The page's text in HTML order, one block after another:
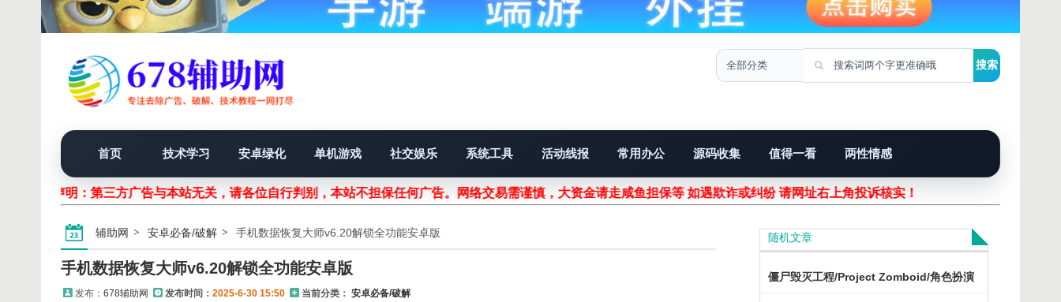
首页 技术学习 安卓绿化 单机游戏 社交娱乐 系统工具 活动线报 常用办公 源码收集 值得一看 两性情感
声明：第三方广告与本站无关，请各位自行判别，本站不担保任何广告。网络交易需谨慎，大资金请走咸鱼担保等 如遇欺诈或纠纷 请网址右上角投诉核实！
辅助网 安卓必备/破解 手机数据恢复大师v6.20解锁全功能安卓版
手机数据恢复大师v6.20解锁全功能安卓版
发布： 678辅助网 发布时间： 2025-6-30 15:50 当前分类： 安卓必备/破解
随机文章
僵尸毁灭工程/Project Zomboid/角色扮演